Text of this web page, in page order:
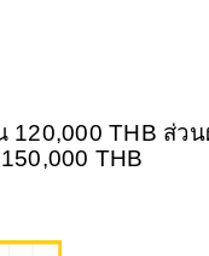
120,000 THB ส่ว
THB